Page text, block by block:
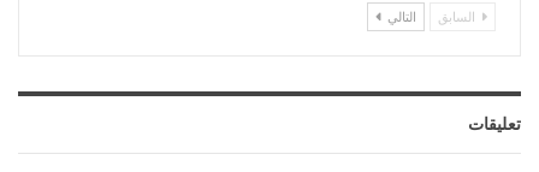
السابق التالي
تعليقات